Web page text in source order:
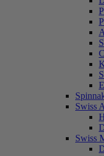
Swiss
Swiss